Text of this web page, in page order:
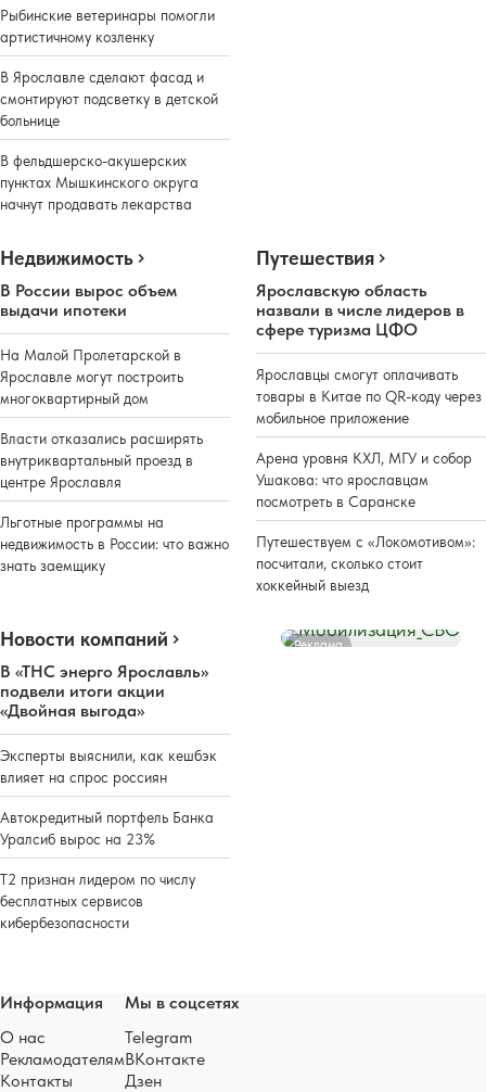
Рыбинские ветеринары помогли
артистичному козленку
В Ярославле сделают фасад и
смонтируют подсветку в детской
больнице
В фельдшерско-акушерских
пунктах Мышкинского округа
начнут продавать лекарства
Недвижимость
В России вырос объем
выдачи ипотеки
На Малой Пролетарской в
Ярославле могут построить
многоквартирный дом
Власти отказались расширять
внутриквартальный проезд в
центре Ярославля
Льготные программы на
недвижимость в России: что важно
знать заемщику
Путешествия
Ярославскую область
назвали в числе лидеров в
сфере туризма ЦФО
Ярославцы смогут оплачивать
товары в Китае по QR-коду через
мобильное приложение
Арена уровня КХЛ, МГУ и собор
Ушакова: что ярославцам
посмотреть в Саранске
Путешествуем с «Локомотивом»:
посчитали, сколько стоит
хоккейный выезд
Новости компаний
В «ТНС энерго Ярославль»
подвели итоги акции
«Двойная выгода»
Эксперты выяснили, как кешбэк
влияет на спрос россиян
Автокредитный портфель Банка
Уралсиб вырос на 23%
Т2 признан лидером по числу
бесплатных сервисов
кибербезопасности
Реклама
Информация
О нас
Рекламодателям
Контакты
Мы в соцсетях
Telegram
ВКонтакте
Дзен